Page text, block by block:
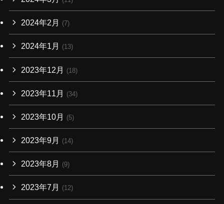
2024年2月 (7)
2024年1月 (13)
2023年12月 (18)
2023年11月 (34)
2023年10月 (5)
2023年9月 (14)
2023年8月 (9)
2023年7月 (12)